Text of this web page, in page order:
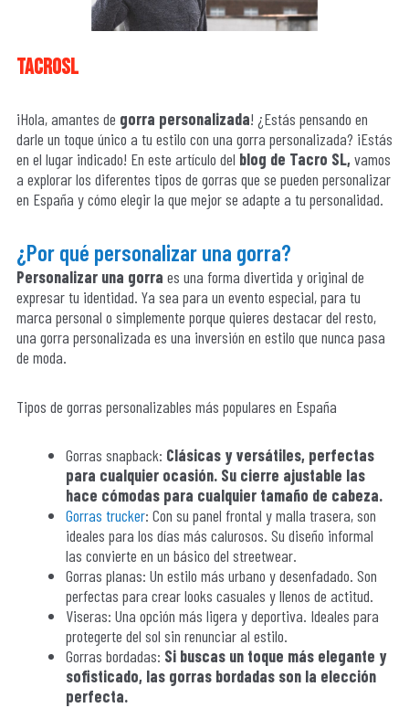
tacrosl
¡Hola, amantes de gorra personalizada! ¿Estás pensando en
darle un toque único a tu estilo con una gorra personalizada? ¡Estás
en el lugar indicado! En este artículo del blog de Tacro SL, vamos
a explorar los diferentes tipos de gorras que se pueden personalizar
en España y cómo elegir la que mejor se adapte a tu personalidad.
¿Por qué personalizar una gorra?
Personalizar una gorra es una forma divertida y original de
expresar tu identidad. Ya sea para un evento especial, para tu
marca personal o simplemente porque quieres destacar del resto,
una gorra personalizada es una inversión en estilo que nunca pasa
de moda.
Tipos de gorras personalizables más populares en España
Gorras snapback: Clásicas y versátiles, perfectas
para cualquier ocasión. Su cierre ajustable las
hace cómodas para cualquier tamaño de cabeza.
Gorras trucker: Con su panel frontal y malla trasera, son
ideales para los días más calurosos. Su diseño informal
las convierte en un básico del streetwear.
Gorras planas: Un estilo más urbano y desenfadado. Son
perfectas para crear looks casuales y llenos de actitud.
Viseras: Una opción más ligera y deportiva. Ideales para
protegerte del sol sin renunciar al estilo.
Gorras bordadas: Si buscas un toque más elegante y
sofisticado, las gorras bordadas son la elección
perfecta.